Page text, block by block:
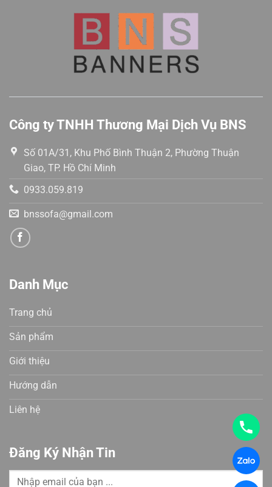
Công ty TNHH Thương Mại Dịch Vụ BNS
Số 01A/31, Khu Phố Bình Thuận 2, Phường Thuận
Giao, TP. Hồ Chí Minh
0933.059.819
bnssofa@gmail.com
Danh Mục
Trang chủ
Sản phẩm
Giới thiệu
Hướng dẫn
Liên hệ
Đăng Ký Nhận Tin